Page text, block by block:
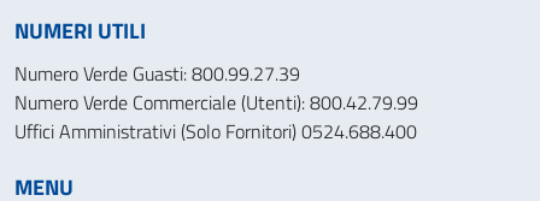
NUMERI UTILI
Numero Verde Guasti: 800.99.27.39
Numero Verde Commerciale (Utenti): 800.42.79.99
Uffici Amministrativi (Solo Fornitori) 0524.688.400
MENU